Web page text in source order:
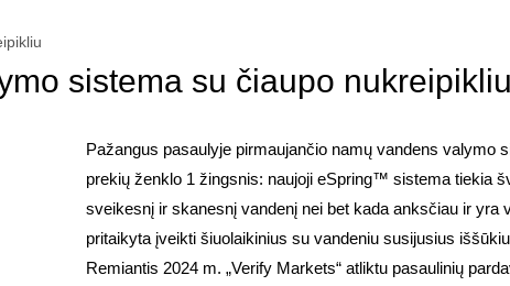
sistema su čiaupo nukreipikliu
Pažangus pasaulyje pirmaujančio namų vandens valymo
prekių ženklo 1 žingsnis: naujoji eSpring™ sistema tiekia
sveikesnį ir skanesnį vandenį nei bet kada anksčiau ir yra
pritaikyta įveikti šiuolaikinius su vandeniu susijusius
Remiantis 2024 m. „Verify Markets“ atliktu pasaulinių